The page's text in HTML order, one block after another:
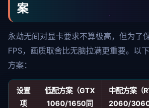
案
永劫无间对显卡要求不算极高，但为了
FPS，画质取舍比无脑拉满更重要。以
方案：
设置
项
低配方案（GTX
1060/1650同
中配方案（
2060/